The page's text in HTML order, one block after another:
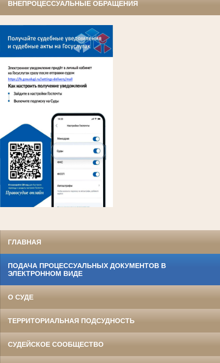
ВНЕПРОЦЕССУАЛЬНЫЕ ОБРАЩЕНИЯ
ГЛАВНАЯ
ПОДАЧА ПРОЦЕССУАЛЬНЫХ ДОКУМЕНТОВ В
ЭЛЕКТРОННОМ ВИДЕ
О СУДЕ
ТЕРРИТОРИАЛЬНАЯ ПОДСУДНОСТЬ
СУДЕЙСКОЕ СООБЩЕСТВО